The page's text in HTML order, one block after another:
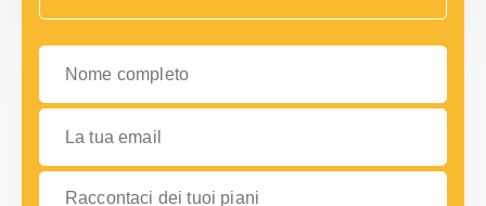
Nome completo
La tua email
Raccontaci dei tuoi piani